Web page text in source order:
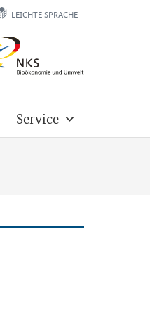
LEICHTE SPRACHE
Service